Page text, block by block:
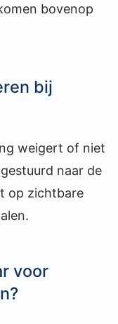
bovenop
bij
weigert of niet
naar de
op zichtbare
voor